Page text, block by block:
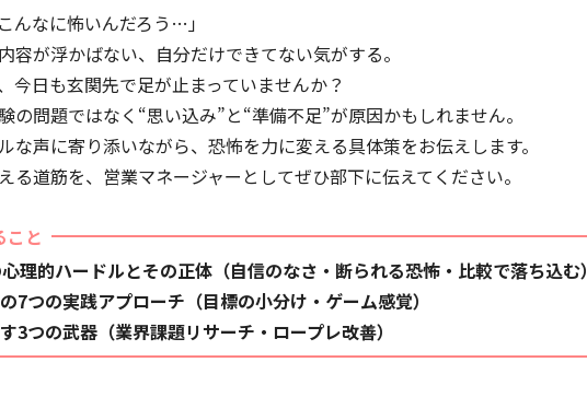
んなに怖いんだろう…」
容が浮かばない、自分だけできてない気がする。
今日も玄関先で足が止まっていませんか？
の問題ではなく“思い込み”と“準備不足”が原因かもしれません。
な声に寄り添いながら、恐怖を力に変える具体策をお伝えします。
る道筋を、営業マネージャーとしてぜひ部下に伝えてください。
こと
理的ハードルとその正体（自信のなさ・断られる恐怖・比較で落ち込む）
7つの実践アプローチ（目標の小分け・ゲーム感覚）
3つの武器（業界課題リサーチ・ロープレ改善）